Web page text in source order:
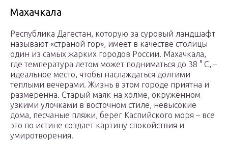
Махачкала
Республика Дагестан, которую за суровый ландшафт
называют «страной гор», имеет в качестве столицы
один из самых жарких городов России. Махачкала,
где температура летом может подниматься до 38 ° C, –
идеальное место, чтобы наслаждаться долгими
теплыми вечерами. Жизнь в этом городе приятна и
размеренна. Старый маяк на холме, окруженном
узкими улочками в восточном стиле, невысокие
дома, песчаные пляжи, берег Каспийского моря – все
это по истине создает картину спокойствия и
умиротворения.